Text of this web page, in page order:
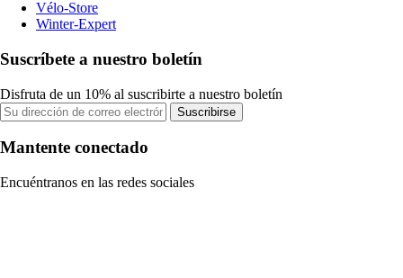
Vélo-Store
Winter-Expert
Suscríbete a nuestro boletín
Disfruta de un 10% al suscribirte a nuestro boletín
Suscribirse
Mantente conectado
Encuéntranos en las redes sociales